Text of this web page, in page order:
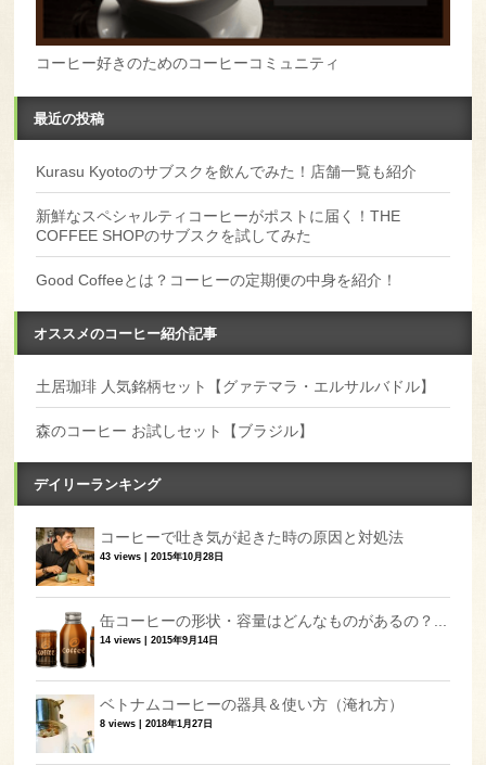
コーヒー好きのためのコーヒーコミュニティ
最近の投稿
Kurasu Kyotoのサブスクを飲んでみた！店舗一覧も紹介
新鮮なスペシャルティコーヒーがポストに届く！THE
COFFEE SHOPのサブスクを試してみた
Good Coffeeとは？コーヒーの定期便の中身を紹介！
オススメのコーヒー紹介記事
土居珈琲 人気銘柄セット【グァテマラ・エルサルバドル】
森のコーヒー お試しセット【ブラジル】
デイリーランキング
コーヒーで吐き気が起きた時の原因と対処法
43 views |2015年10月28日
缶コーヒーの形状・容量はどんなものがあるの？...
14 views |2015年9月14日
ベトナムコーヒーの器具＆使い方（淹れ方）
8 views |2018年1月27日